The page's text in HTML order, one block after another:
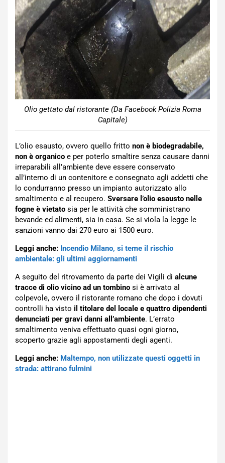
Olio gettato dal ristorante (Da Facebook Polizia Roma
Capitale)
L’olio esausto, ovvero quello fritto non è biodegradabile,
non è organico e per poterlo smaltire senza causare danni
irreparabili all’ambiente deve essere conservato
all’interno di un contenitore e consegnato agli addetti che
lo condurranno presso un impianto autorizzato allo
smaltimento e al recupero. Sversare l’olio esausto nelle
fogne è vietato sia per le attività che somministrano
bevande ed alimenti, sia in casa. Se si viola la legge le
sanzioni vanno dai 270 euro ai 1500 euro.
Leggi anche: Incendio Milano, si teme il rischio
ambientale: gli ultimi aggiornamenti
A seguito del ritrovamento da parte dei Vigili di alcune
tracce di olio vicino ad un tombino si è arrivato al
colpevole, ovvero il ristorante romano che dopo i dovuti
controlli ha visto il titolare del locale e quattro dipendenti
denunciati per gravi danni all’ambiente. L’errato
smaltimento veniva effettuato quasi ogni giorno,
scoperto grazie agli appostamenti degli agenti.
Leggi anche: Maltempo, non utilizzate questi oggetti in
strada: attirano fulmini